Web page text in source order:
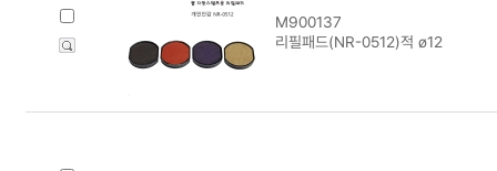
M900137
리필패드(NR-0512)적 ø12